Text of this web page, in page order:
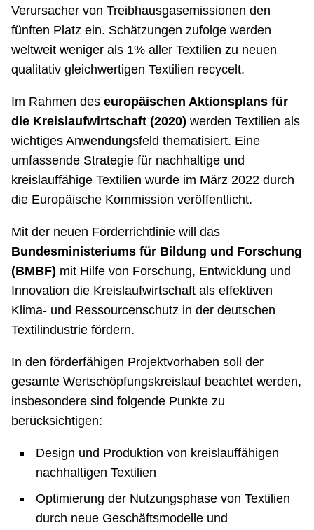
Verursacher von Treibhausgasemissionen den
fünften Platz ein. Schätzungen zufolge werden
weltweit weniger als 1% aller Textilien zu neuen
qualitativ gleichwertigen Textilien recycelt.
Im Rahmen des europäischen Aktionsplans für
die Kreislaufwirtschaft (2020) werden Textilien als
wichtiges Anwendungsfeld thematisiert. Eine
umfassende Strategie für nachhaltige und
kreislauffähige Textilien wurde im März 2022 durch
die Europäische Kommission veröffentlicht.
Mit der neuen Förderrichtlinie will das
Bundesministeriums für Bildung und Forschung
(BMBF) mit Hilfe von Forschung, Entwicklung und
Innovation die Kreislaufwirtschaft als effektiven
Klima- und Ressourcenschutz in der deutschen
Textilindustrie fördern.
In den förderfähigen Projektvorhaben soll der
gesamte Wertschöpfungskreislauf beachtet werden,
insbesondere sind folgende Punkte zu
berücksichtigen:
Design und Produktion von kreislauffähigen
nachhaltigen Textilien
Optimierung der Nutzungsphase von Textilien
durch neue Geschäftsmodelle und